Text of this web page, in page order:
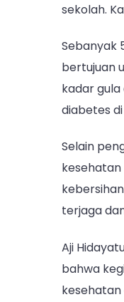
sekolah.
Sebanyak
bertujuan
kadar
diabetes
Selain
terjaga
Aji
bahwa